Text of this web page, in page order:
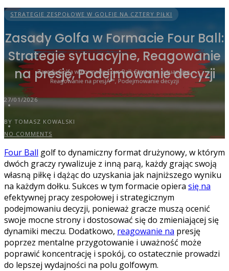
STRATEGIE ZESPOŁOWE W GOLFIE NA CZTERY PIŁKI
Zasady Golfa w Formacie Four Ball:
Strategie sytuacyjne, Reagowanie
na presję, Podejmowanie decyzji
27/01/2026
BY TOMASZ KOWALSKI
NO COMMENTS
Four Ball golf to dynamiczny format drużynowy, w którym
dwóch graczy rywalizuje z inną parą, każdy grając swoją
własną piłkę i dążąc do uzyskania jak najniższego wyniku
na każdym dołku. Sukces w tym formacie opiera się na
efektywnej pracy zespołowej i strategicznym
podejmowaniu decyzji, ponieważ gracze muszą ocenić
swoje mocne strony i dostosować się do zmieniającej się
dynamiki meczu. Dodatkowo, reagowanie na presję
poprzez mentalne przygotowanie i uważność może
poprawić koncentrację i spokój, co ostatecznie prowadzi
do lepszej wydajności na polu golfowym.